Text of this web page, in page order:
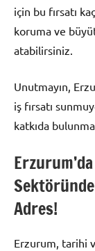
için bu fırsatı
koruma ve
atabilirsiniz.
Unutmayın,
iş fırsatı
katkıda
Adres!
Erzurum, tarihi